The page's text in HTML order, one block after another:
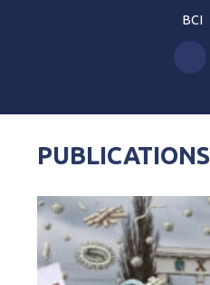
BCI
PUBLICATIONS